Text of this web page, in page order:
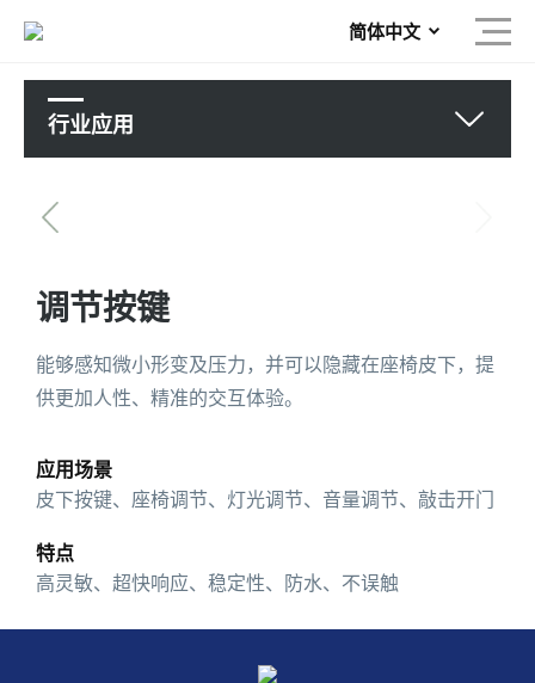
简体中文
行业应用
调节按键
能够感知微小形变及压力，并可以隐藏在座椅皮下，提
供更加人性、精准的交互体验。
应用场景
皮下按键、座椅调节、灯光调节、音量调节、敲击开门
特点
高灵敏、超快响应、稳定性、防水、不误触